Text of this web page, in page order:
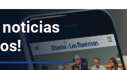
noticias